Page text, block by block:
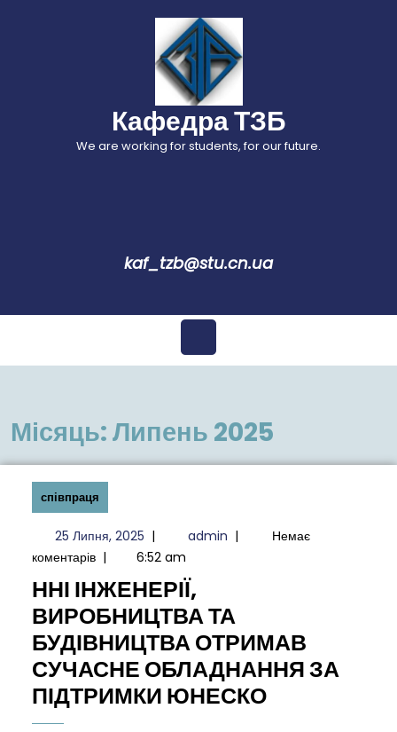
Кафедра ТЗБ
We are working for students, for our future.
kaf_tzb@stu.cn.ua
Відкрити
меню
Місяць:Липень 2025
співпраця
25 Липня, 202525
Липня,
| admin admin
|
Немає
коментарів | 6:52 am
ННІ ІНЖЕНЕРІЇ,
ВИРОБНИЦТВА ТА
БУДІВНИЦТВА ОТРИМАВ
СУЧАСНЕ ОБЛАДНАННЯ ЗА
ПІДТРИМКИ ЮНЕСКОННІ